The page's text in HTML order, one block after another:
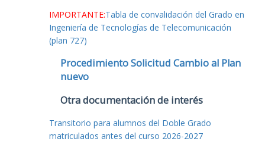
IMPORTANTE:Tabla de convalidación del Grado en
Ingeniería de Tecnologías de Telecomunicación
(plan 727)
Procedimiento Solicitud Cambio al Plan
nuevo
Otra documentación de interés
Transitorio para alumnos del Doble Grado
matriculados antes del curso 2026-2027